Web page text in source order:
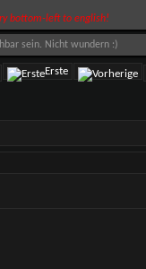
bottom-left to english!
sein. Nicht wundern :)
Erste